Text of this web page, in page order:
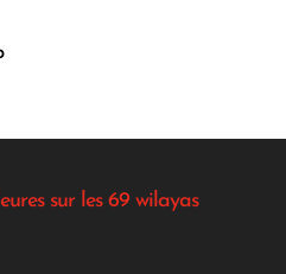
sur les 69 wilayas